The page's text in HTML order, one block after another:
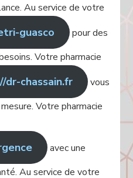
Au service de votre
guasco
pour des
Votre pharmacie
dr-chassain.fr
vous
Votre pharmacie
avec une
Au service de votre